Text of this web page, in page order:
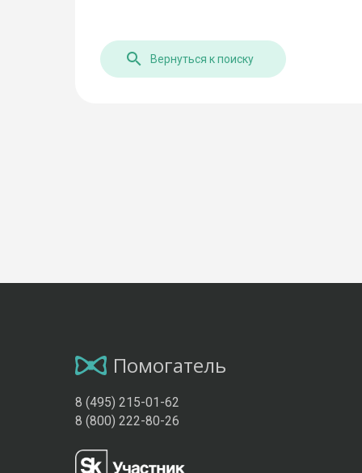
Вернуться к поиску
Помогатель
8 (495) 215-01-62
8 (800) 222-80-26